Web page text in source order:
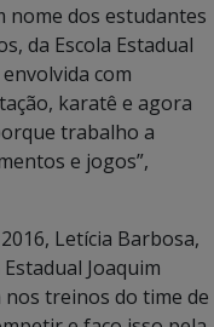
nome dos estudantes
da Escola Estadual
com
karatê e agora
trabalho a
e jogos”,
Letícia Barbosa,
Joaquim
treinos do time de